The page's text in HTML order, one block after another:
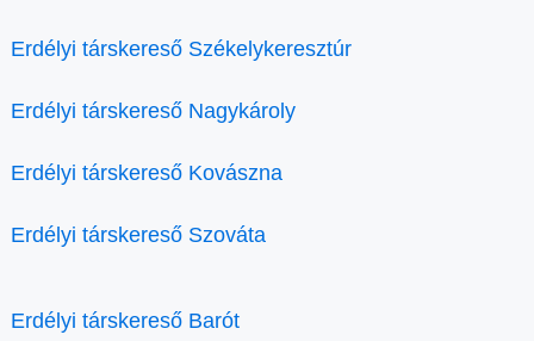
Erdélyi társkereső Székelykeresztúr
Erdélyi társkereső Nagykároly
Erdélyi társkereső Kovászna
Erdélyi társkereső Szováta
Erdélyi társkereső Barót